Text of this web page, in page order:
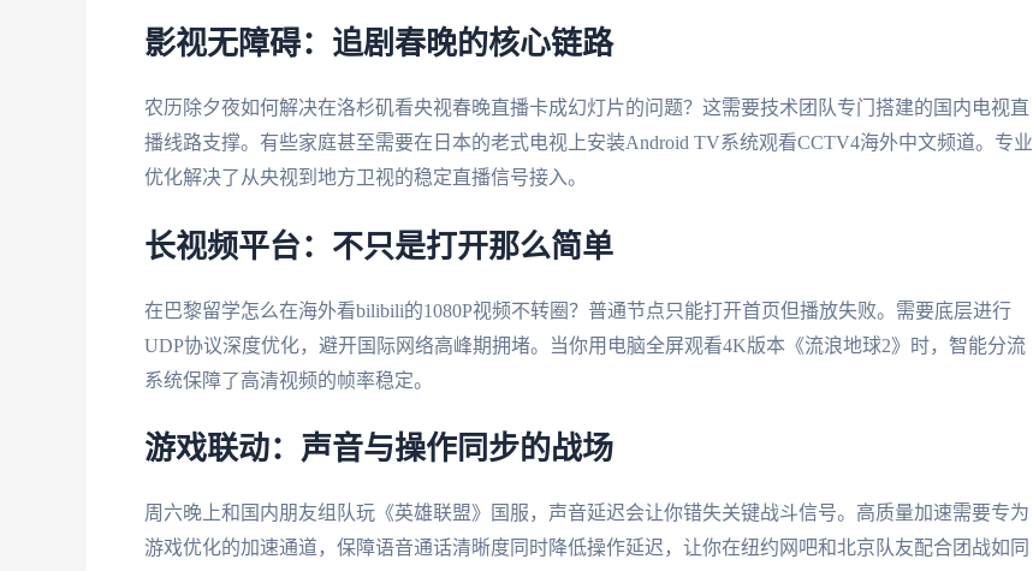
影视无障碍：追剧春晚的核心链路
农历除夕夜如何解决在洛杉矶看央视春晚直播卡成幻灯片的问题？这需要技术团队专门搭建的国内电视直
播线路支撑。有些家庭甚至需要在日本的老式电视上安装Android TV系统观看CCTV4海外中文频道。专业
优化解决了从央视到地方卫视的稳定直播信号接入。
长视频平台：不只是打开那么简单
在巴黎留学怎么在海外看bilibili的1080P视频不转圈？普通节点只能打开首页但播放失败。需要底层进行
UDP协议深度优化，避开国际网络高峰期拥堵。当你用电脑全屏观看4K版本《流浪地球2》时，智能分流
系统保障了高清视频的帧率稳定。
游戏联动：声音与操作同步的战场
周六晚上和国内朋友组队玩《英雄联盟》国服，声音延迟会让你错失关键战斗信号。高质量加速需要专为
游戏优化的加速通道，保障语音通话清晰度同时降低操作延迟，让你在纽约网吧和北京队友配合团战如同